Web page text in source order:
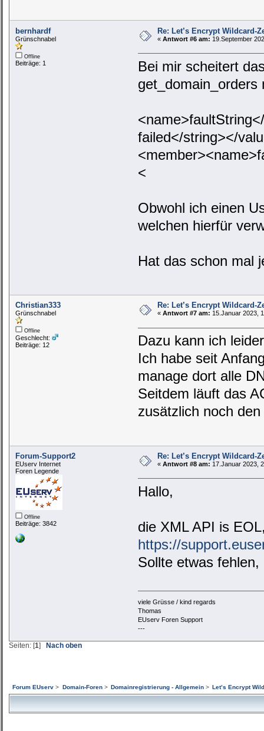
bernhardf
Grünschnabel
Offline
Beiträge: 1
Re: Let’s Encrypt Wildcard-
« Antwort #6 am: 19.September
Bei mir scheitert
get_domain_orders
failed</string></
<
Obwohl ich einen
welchen hierfür
Hat das schon mal
Christian333
Grünschnabel
Offline
Geschlecht:
Beiträge: 12
Re: Let’s Encrypt Wildcard-
« Antwort #7 am: 15.Januar 2023,
Dazu kann ich
Ich habe seit
manage dort alle
Seitdem läuft das
zusätzlich noch
Forum-Support2
EUserv Internet
Foren Legende
Offline
Beiträge: 3842
Re: Let’s Encrypt Wildcard-
« Antwort #8 am: 17.Januar 2023,
Hallo,
die XML API is
https://
Sollte etwas
viele Grüsse / kind regards
Thomas
EUserv Foren Support
---
Seiten: [1] Nach oben
Forum EUserv > Domain-Foren> Domainregistrierung - Allgemein> Let’s Encrypt